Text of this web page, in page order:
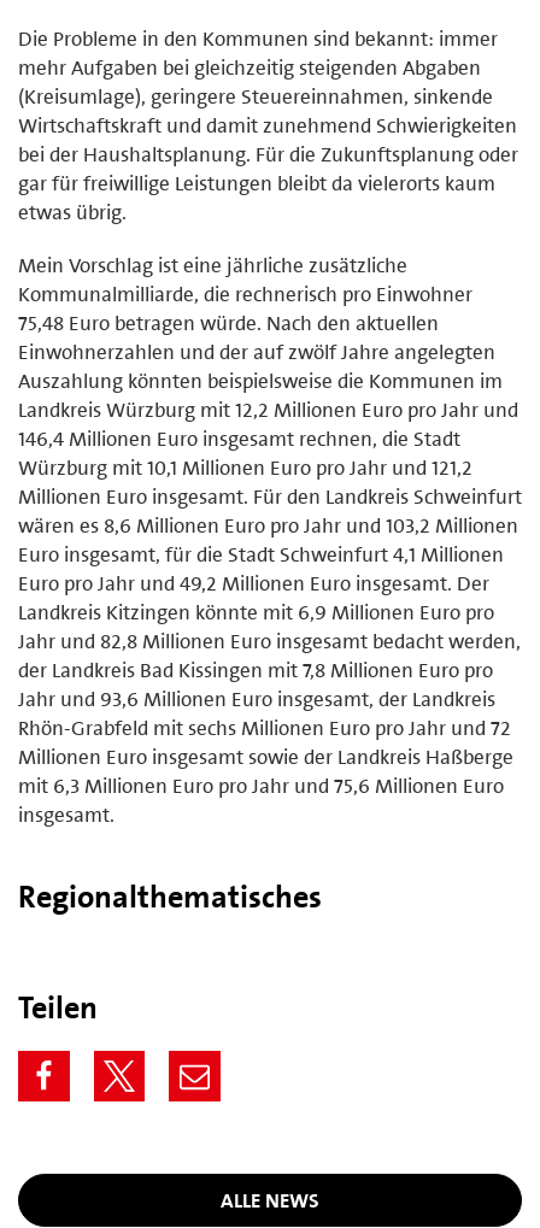
Die Probleme in den Kommunen sind bekannt: immer
mehr Aufgaben bei gleichzeitig steigenden Abgaben
(Kreisumlage), geringere Steuereinnahmen, sinkende
Wirtschaftskraft und damit zunehmend Schwierigkeiten
bei der Haushaltsplanung. Für die Zukunftsplanung oder
gar für freiwillige Leistungen bleibt da vielerorts kaum
etwas übrig.
Mein Vorschlag ist eine jährliche zusätzliche
Kommunalmilliarde, die rechnerisch pro Einwohner
75,48 Euro betragen würde. Nach den aktuellen
Einwohnerzahlen und der auf zwölf Jahre angelegten
Auszahlung könnten beispielsweise die Kommunen im
Landkreis Würzburg mit 12,2 Millionen Euro pro Jahr und
146,4 Millionen Euro insgesamt rechnen, die Stadt
Würzburg mit 10,1 Millionen Euro pro Jahr und 121,2
Millionen Euro insgesamt. Für den Landkreis Schweinfurt
wären es 8,6 Millionen Euro pro Jahr und 103,2 Millionen
Euro insgesamt, für die Stadt Schweinfurt 4,1 Millionen
Euro pro Jahr und 49,2 Millionen Euro insgesamt. Der
Landkreis Kitzingen könnte mit 6,9 Millionen Euro pro
Jahr und 82,8 Millionen Euro insgesamt bedacht werden,
der Landkreis Bad Kissingen mit 7,8 Millionen Euro pro
Jahr und 93,6 Millionen Euro insgesamt, der Landkreis
Rhön-Grabfeld mit sechs Millionen Euro pro Jahr und 72
Millionen Euro insgesamt sowie der Landkreis Haßberge
mit 6,3 Millionen Euro pro Jahr und 75,6 Millionen Euro
insgesamt.
Regionalthematisches
Teilen
ALLE NEWS